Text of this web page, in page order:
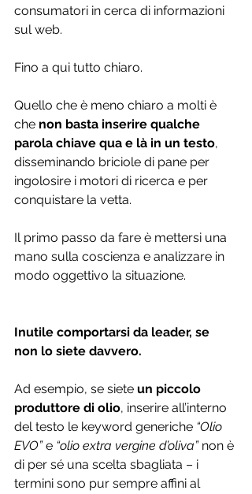
consumatori in cerca di informazioni
sul web.
Fino a qui tutto chiaro.
Quello che è meno chiaro a molti è
che non basta inserire qualche
parola chiave qua e là in un testo,
disseminando briciole di pane per
ingolosire i motori di ricerca e per
conquistare la vetta.
Il primo passo da fare è mettersi una
mano sulla coscienza e analizzare in
modo oggettivo la situazione.
Inutile comportarsi da leader, se
non lo siete davvero.
Ad esempio, se siete un piccolo
produttore di olio, inserire all’interno
del testo le keyword generiche “Olio
EVO” e “olio extra vergine d’oliva” non è
di per sé una scelta sbagliata – i
termini sono pur sempre affini al